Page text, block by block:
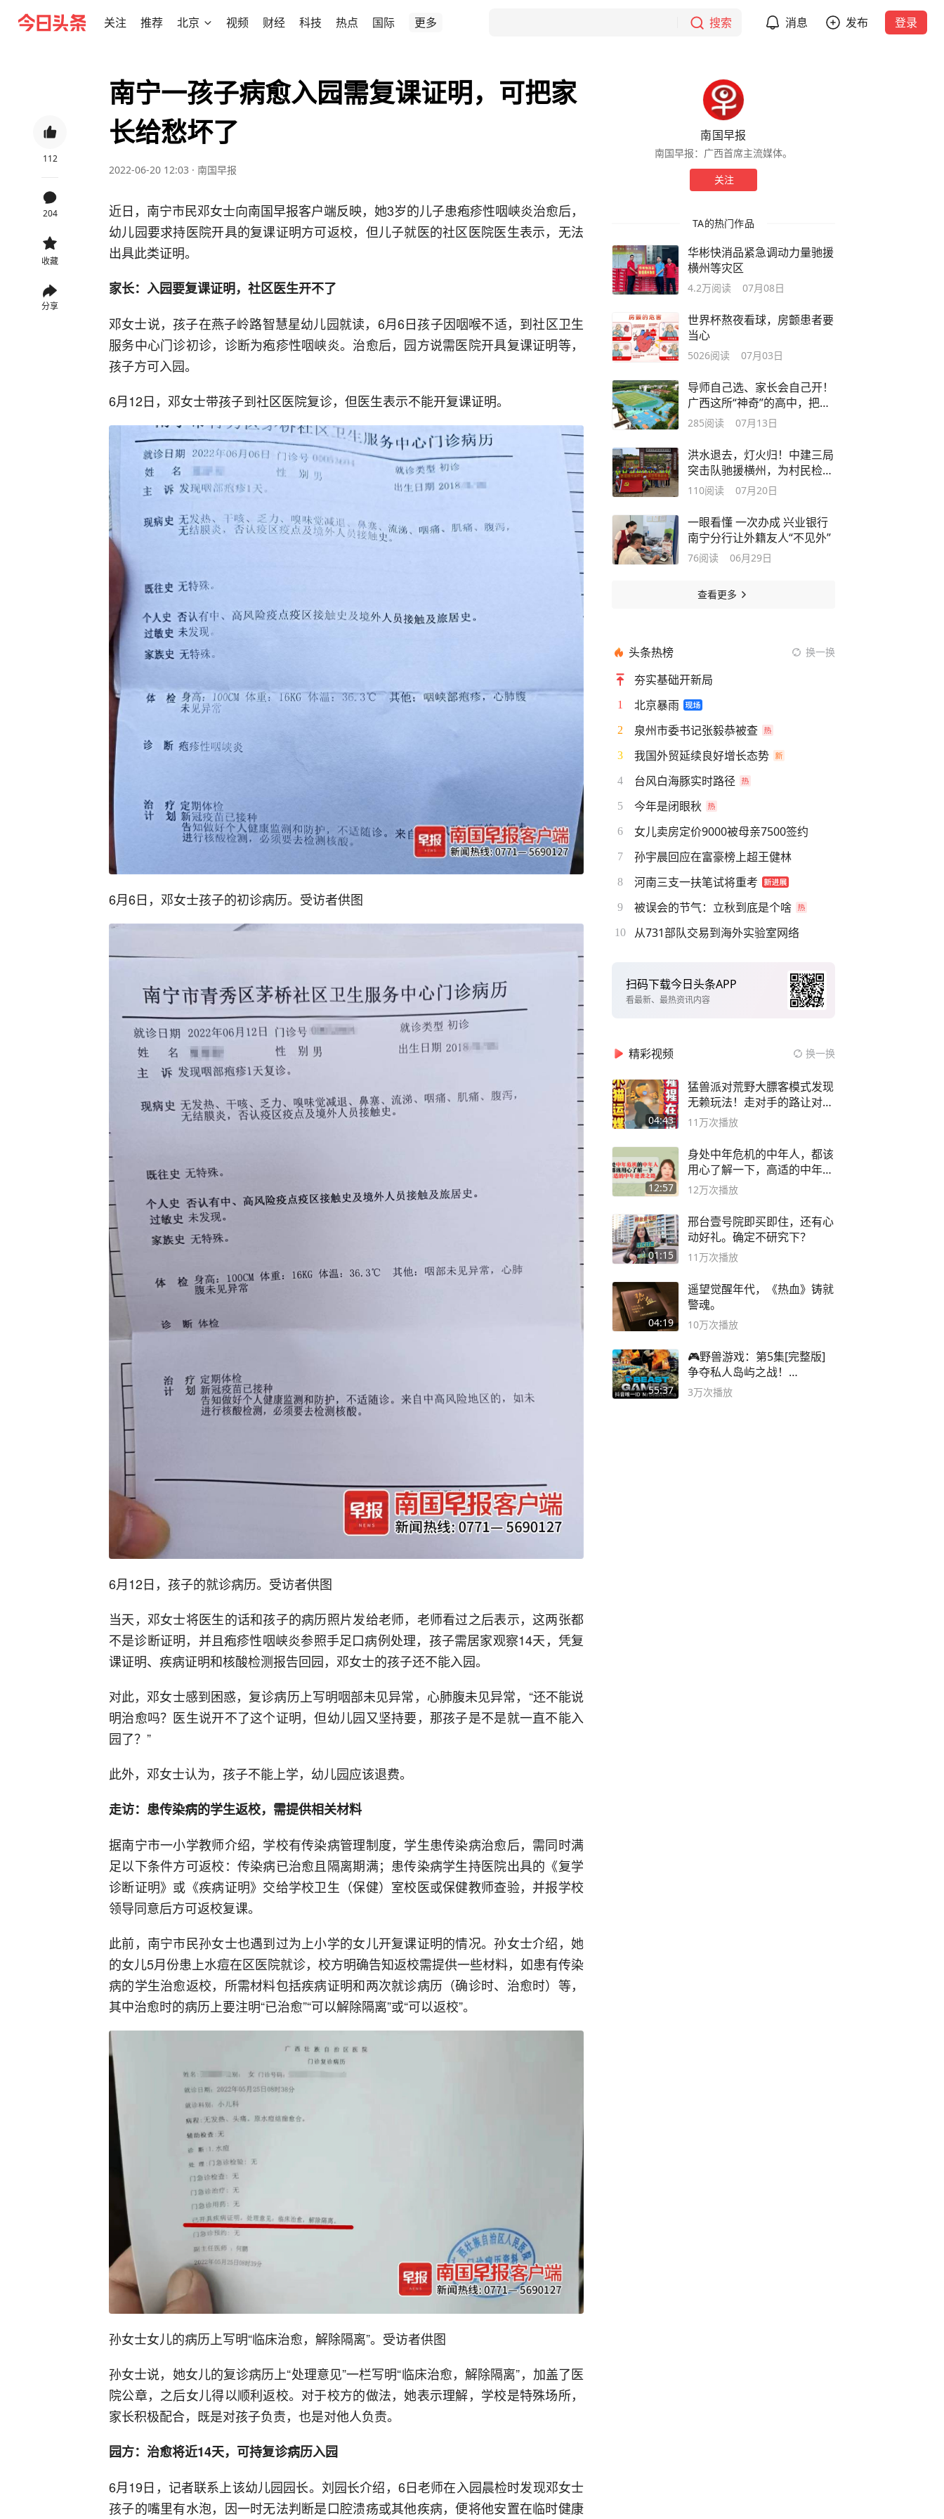
关注 推荐 北京 视频 财经 科技 热点 国际 更多 搜索 消息 发布 登录
112
204
收藏
分享
南宁一孩子病愈入园需复课证明，可把家
长给愁坏了
2022-06-20 12:03 · 南国早报
近日，南宁市民邓女士向南国早报客户端反映，她3岁的儿子患疱疹性咽峡炎治愈后，
幼儿园要求持医院开具的复课证明方可返校，但儿子就医的社区医院医生表示，无法
出具此类证明。
家长：入园要复课证明，社区医生开不了
邓女士说，孩子在燕子岭路智慧星幼儿园就读，6月6日孩子因咽喉不适，到社区卫生
服务中心门诊初诊，诊断为疱疹性咽峡炎。治愈后，园方说需医院开具复课证明等，
孩子方可入园。
6月12日，邓女士带孩子到社区医院复诊，但医生表示不能开复课证明。
6月6日，邓女士孩子的初诊病历。受访者供图
6月12日，孩子的就诊病历。受访者供图
当天，邓女士将医生的话和孩子的病历照片发给老师，老师看过之后表示，这两张都
不是诊断证明，并且疱疹性咽峡炎参照手足口病例处理，孩子需居家观察14天，凭复
课证明、疾病证明和核酸检测报告回园，邓女士的孩子还不能入园。
对此，邓女士感到困惑，复诊病历上写明咽部未见异常，心肺腹未见异常，“还不能说
明治愈吗？医生说开不了这个证明，但幼儿园又坚持要，那孩子是不是就一直不能入
园了？”
此外，邓女士认为，孩子不能上学，幼儿园应该退费。
走访：患传染病的学生返校，需提供相关材料
据南宁市一小学教师介绍，学校有传染病管理制度，学生患传染病治愈后，需同时满
足以下条件方可返校：传染病已治愈且隔离期满；患传染病学生持医院出具的《复学
诊断证明》或《疾病证明》交给学校卫生（保健）室校医或保健教师查验，并报学校
领导同意后方可返校复课。
此前，南宁市民孙女士也遇到过为上小学的女儿开复课证明的情况。孙女士介绍，她
的女儿5月份患上水痘在区医院就诊，校方明确告知返校需提供一些材料，如患有传染
病的学生治愈返校，所需材料包括疾病证明和两次就诊病历（确诊时、治愈时）等，
其中治愈时的病历上要注明“已治愈”“可以解除隔离”或“可以返校”。
孙女士女儿的病历上写明“临床治愈，解除隔离”。受访者供图
孙女士说，她女儿的复诊病历上“处理意见”一栏写明“临床治愈，解除隔离”，加盖了医
院公章，之后女儿得以顺利返校。对于校方的做法，她表示理解，学校是特殊场所，
家长积极配合，既是对孩子负责，也是对他人负责。
园方：治愈将近14天，可持复诊病历入园
6月19日，记者联系上该幼儿园园长。刘园长介绍，6日老师在入园晨检时发现邓女士
孩子的嘴里有水泡，因一时无法判断是口腔溃疡或其他疾病，便将他安置在临时健康
南国早报
南国早报：广西首席主流媒体。
关注
TA的热门作品
华彬快消品紧急调动力量驰援
横州等灾区
4.2万阅读 07月08日
世界杯熬夜看球，房颤患者要
当心
5026阅读 07月03日
导师自己选、家长会自己开！
广西这所“神奇”的高中，把成
长主动权还给学生
285阅读 07月13日
洪水退去，灯火归！中建三局
突击队驰援横州，为村民检修
电路
110阅读 07月20日
一眼看懂 一次办成 兴业银行
南宁分行让外籍友人“不见外”
76阅读 06月29日
查看更多
头条热榜 换一换
夯实基础开新局
1 北京暴雨
2 泉州市委书记张毅恭被查
3 我国外贸延续良好增长态势
4 台风白海豚实时路径
5 今年是闭眼秋
6 女儿卖房定价9000被母亲7500签约
7 孙宇晨回应在富豪榜上超王健林
8 河南三支一扶笔试将重考
9 被误会的节气：立秋到底是个啥
10 从731部队交易到海外实验室网络
扫码下载今日头条APP
看最新、最热资讯内容
精彩视频 换一换
04:43
猛兽派对荒野大膘客模式发现
无赖玩法！走对手的路让对手
无路可走
11万次播放
12:57
身处中年危机的中年人，都该
用心了解一下，高适的中年逆
袭之路
12万次播放
01:15
邢台壹号院即买即住，还有心
动好礼。确定不研究下？
11万次播放
04:19
遥望觉醒年代，《热血》铸就
警魂。
10万次播放
55:37
🎮野兽游戏：第5集[完整版]
争夺私人岛屿之战！
#MrBeastChina
3万次播放